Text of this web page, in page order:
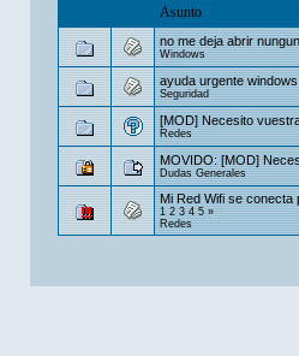
Asunto
no me deja abrir
Windows
ayuda urgente
Seguridad
[MOD] Necesito
Redes
MOVIDO: [MOD]
Dudas Generales
Mi Red Wifi se conecta
1 2 3 4 5»
Redes